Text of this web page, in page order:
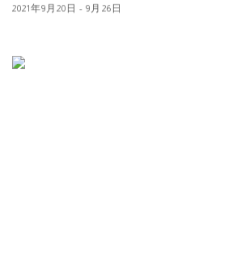
2021年9月20日 - 9月26日